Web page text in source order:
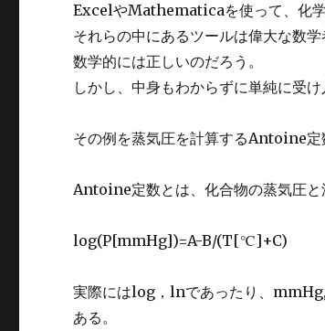
ExcelやMathematicaを使って、化学
それらの中にあるツールは偉大な数
数学的には正しいのだろう。
しかし、中身もわからずに単純に受
その例を蒸気圧を計算するAntoine定
Antoine定数とは、化合物の蒸気圧と
log(P[mmHg])=A-B/(T[℃]+C)
実際にはlog，lnであったり、
ある。